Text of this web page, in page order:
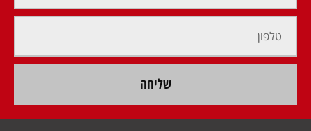
שליחה